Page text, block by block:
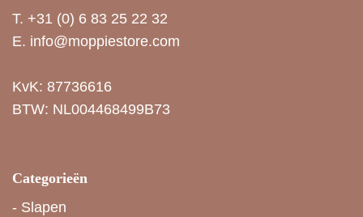
T. +31 (0) 6 83 25 22 32
E. info@moppiestore.com
KvK: 87736616
BTW: NL004468499B73
Categorieën
- Slapen